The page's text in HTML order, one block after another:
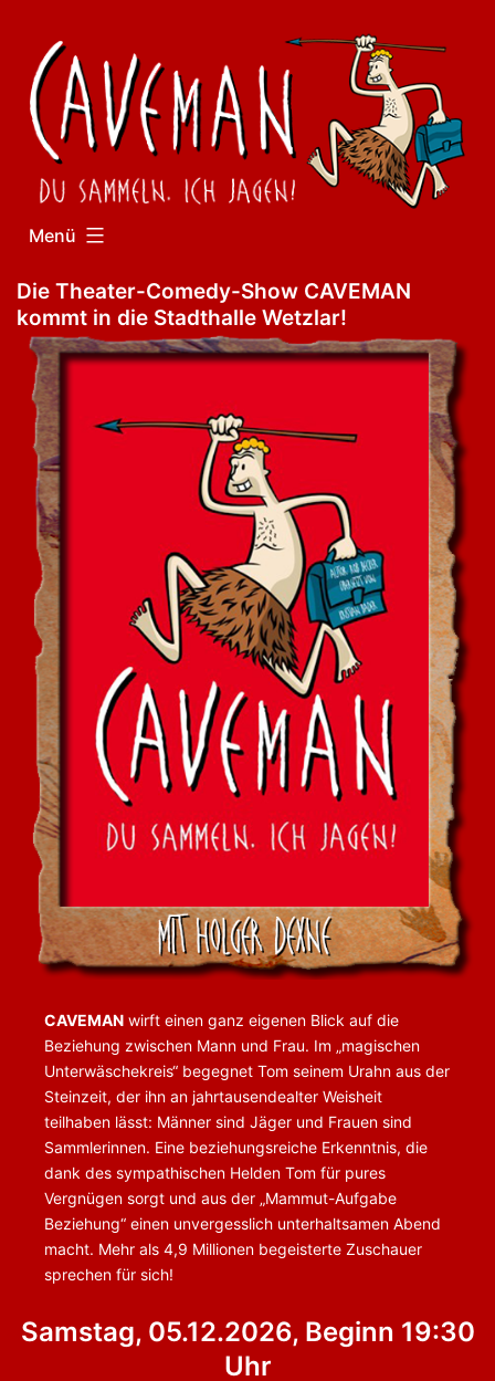
springen
Menü
Die Theater-Comedy-Show CAVEMAN
kommt in die Stadthalle Wetzlar!
CAVEMAN wirft einen ganz eigenen Blick auf die
Beziehung zwischen Mann und Frau. Im „magischen
Unterwäschekreis“ begegnet Tom seinem Urahn aus der
Steinzeit, der ihn an jahrtausendealter Weisheit
teilhaben lässt: Männer sind Jäger und Frauen sind
Sammlerinnen. Eine beziehungsreiche Erkenntnis, die
dank des sympathischen Helden Tom für pures
Vergnügen sorgt und aus der „Mammut-Aufgabe
Beziehung“ einen unvergesslich unterhaltsamen Abend
macht. Mehr als 4,9 Millionen begeisterte Zuschauer
sprechen für sich!
Samstag, 05.12.2026, Beginn 19:30
Uhr